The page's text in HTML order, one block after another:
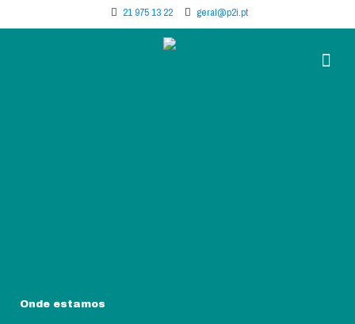
21 975 13 22 geral@p2i.pt
Onde estamos